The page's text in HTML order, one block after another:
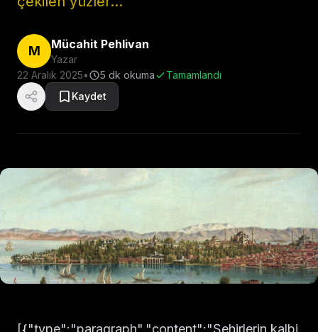
M Mücahit Pehlivan
Yazar
22 Aralık 2025• 5 dk okuma
Tamamlandı
Kaydet
[{"type":"paragraph","content":"Şehirlerin kalbi